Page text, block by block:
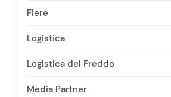
Fiere
Logistica
Logistica del Freddo
Media Partner